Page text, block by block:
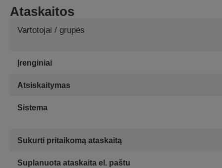
Ataskaitos
Vartotojai / grupės
Įrenginiai
Atsiskaitymas
Sistema
Sukurti pritaikomą ataskaitą
Suplanuota ataskaita el. paštu